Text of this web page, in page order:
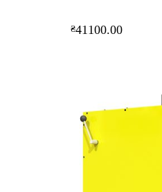
₴41100.00